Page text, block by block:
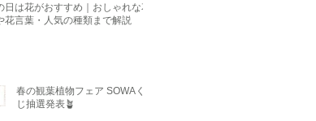
日は花がおすすめ｜おしゃれな花
花言葉・人気の種類まで解説
春の観葉植物フェア SOWAく
じ抽選発表🪴